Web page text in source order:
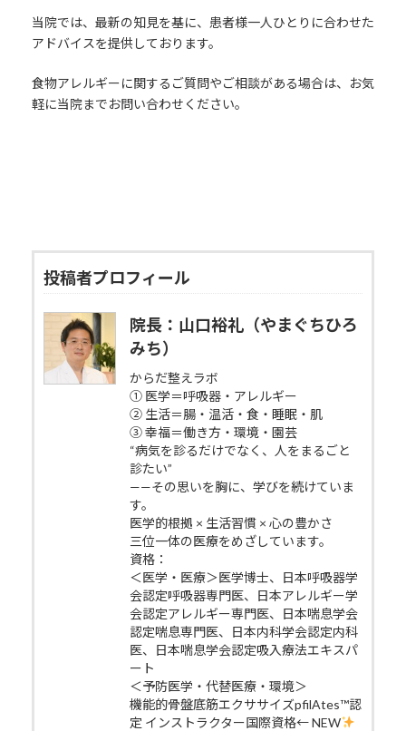
当院では、最新の知見を基に、患者様一人ひとりに合わせた
アドバイスを提供しております。
食物アレルギーに関するご質問やご相談がある場合は、お気
軽に当院までお問い合わせください。
投稿者プロフィール
院長：山口裕礼（やまぐちひろ
みち）
からだ整えラボ
① 医学＝呼吸器・アレルギー
② 生活＝腸・温活・食・睡眠・肌
③ 幸福＝働き方・環境・園芸
“病気を診るだけでなく、人をまるごと
診たい”
——その思いを胸に、学びを続けていま
す。
医学的根拠 × 生活習慣 × 心の豊かさ
三位一体の医療をめざしています。
資格：
＜医学・医療＞医学博士、日本呼吸器学
会認定呼吸器専門医、日本アレルギー学
会認定アレルギー専門医、日本喘息学会
認定喘息専門医、日本内科学会認定内科
医、日本喘息学会認定吸入療法エキスパ
ート
＜予防医学・代替医療・環境＞
機能的骨盤底筋エクササイズpfilAtes™認
定 インストラクター国際資格← NEW